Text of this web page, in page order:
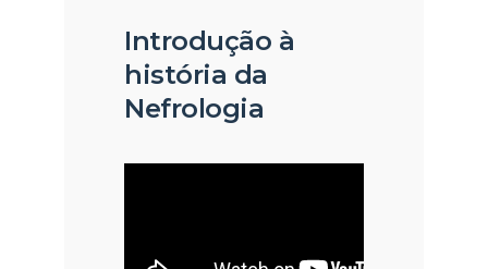
Introdução à
história da
Nefrologia